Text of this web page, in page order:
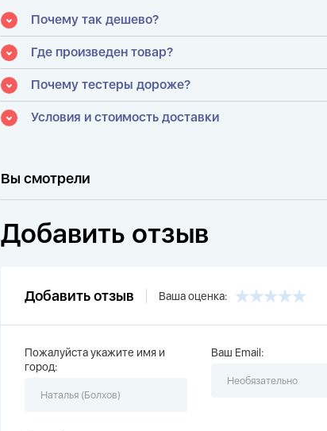
Почему так дешево?
Где произведен товар?
Почему тестеры дороже?
Условия и стоимость доставки
Вы смотрели
Добавить отзыв
Добавить отзыв Ваша оценка:
Пожалуйста укажите имя и
город:
Ваш Email: